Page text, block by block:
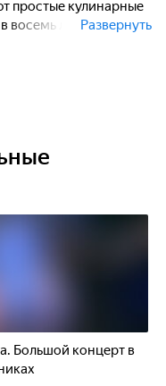
простые кулинарные
восемь лет, создает
Энтони готовят
Развернуть
Большой концерт в